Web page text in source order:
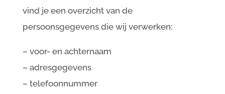
vind je een overzicht van de
persoonsgegevens die wij verwerken:
– voor- en achternaam
– adresgegevens
– telefoonnummer